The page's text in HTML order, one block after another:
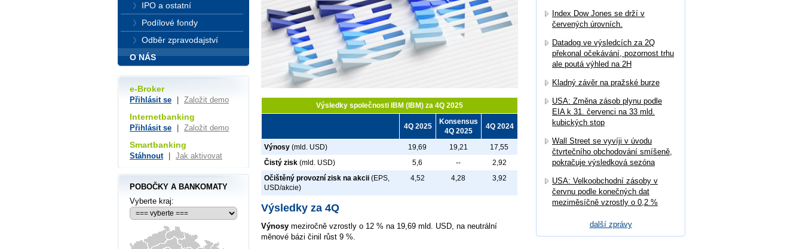
Výsledky společnosti IBM (IBM) za 4Q 2025
4Q 2025
Konsensus
4Q 2025
4Q 2024
Výnosy (mld. USD) 19,69 19,21
17,55
Čistý zisk (mld. USD) 5,6 --
2,92
Očištěný provozní zisk na akcii (EPS,
USD/akcie)
4,52 4,28 3,92
Výsledky za 4Q
Výnosy meziročně vzrostly o 12 % na 19,69 mld. USD, na neutrální
měnové bázi činil růst 9 %.
Index Dow Jones se drží v
červených úrovních.
Datadog ve výsledcích za 2Q
překonal očekávání, pozornost trhu
ale poutá výhled na 2H
Kladný závěr na pražské burze
USA: Změna zásob plynu podle
EIA k 31. červenci na 33 mld.
kubických stop
Wall Street se vyvíji v úvodu
čtvrtečního obchodování smíšeně,
pokračuje výsledková sezóna
USA: Velkoobchodní zásoby v
červnu podle konečných dat
meziměsíčně vzrostly o 0,2 %
další zprávy
IPO a ostatní
Podílové fondy
Odběr zpravodajství
O NÁS
e-Broker
Přihlásit se Založit demo
Internetbanking
Přihlásit se Založit demo
Smartbanking
Stáhnout Jak aktivovat
POBOČKY A BANKOMATY
Vyberte kraj: